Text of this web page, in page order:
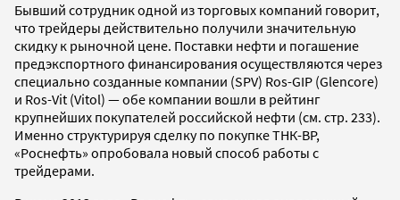
Бывший сотрудник одной из торговых компаний говорит,
что трейдеры действительно получили значительную
скидку к рыночной цене. Поставки нефти и погашение
предэкспортного финансирования осуществляются через
специально созданные компании (SPV) Ros-GIP (Glencore)
и Ros-Vit (Vitol) — обе компании вошли в рейтинг
крупнейших покупателей российской нефти (см. стр. 233).
Именно структурируя сделку по покупке ТНК-ВР,
«Роснефть» опробовала новый способ работы с
трейдерами.